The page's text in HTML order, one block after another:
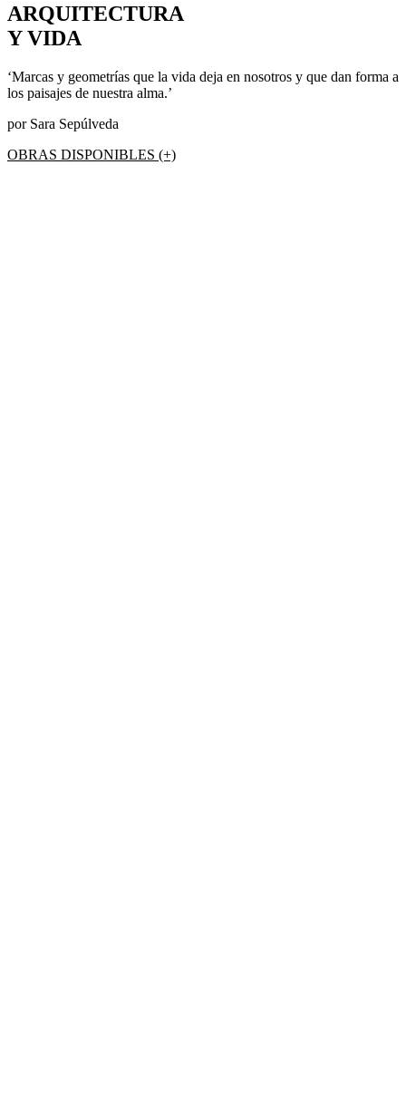
ARQUITECTURA
Y VIDA
‘Marcas y geometrías que la vida deja en nosotros y que dan forma a
los paisajes de nuestra alma.’
por Sara Sepúlveda
OBRAS DISPONIBLES (+)